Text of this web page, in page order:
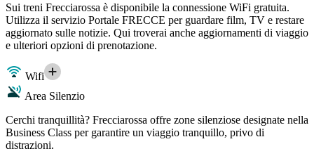
Sui treni Frecciarossa è disponibile la connessione WiFi gratuita.
Utilizza il servizio Portale FRECCE per guardare film, TV e restare
aggiornato sulle notizie. Qui troverai anche aggiornamenti di viaggio
e ulteriori opzioni di prenotazione.
Wifi
Area Silenzio
Cerchi tranquillità? Frecciarossa offre zone silenziose designate nella
Business Class per garantire un viaggio tranquillo, privo di
distrazioni.